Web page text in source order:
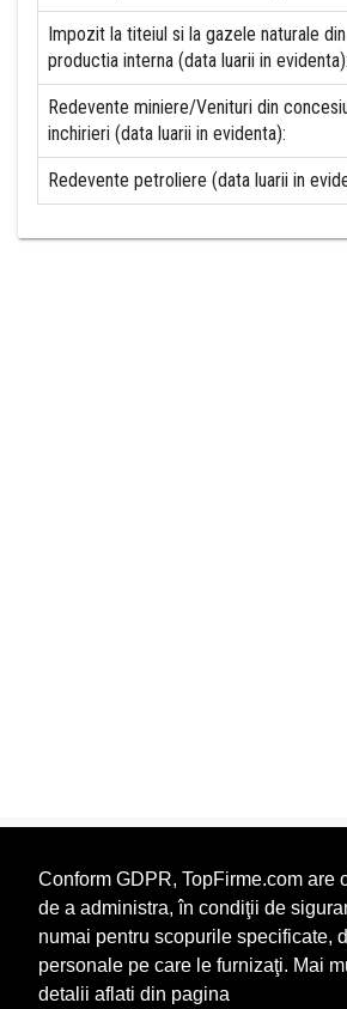
Conform GDPR, TopFirme.com are
de a administra, în condiţii de
numai pentru scopurile specificate,
personale pe care le furnizaţi. Mai
detalii aflati din pagina
Impozit la titeiul si la gazele naturale din
productia interna (data luarii in evidenta):
Redevente miniere/Venituri din
inchirieri (data luarii in evidenta):
Redevente petroliere (data luarii in
Topurile sunt realizate deTopFirme
pe
depuse si au scop informativ.
Este interzisa folosirea topurilor fara
precizarea sursei.
Daca doriti sa achizitionati
topuri